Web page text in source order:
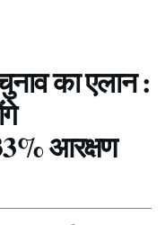
का एलान :
आरक्षण